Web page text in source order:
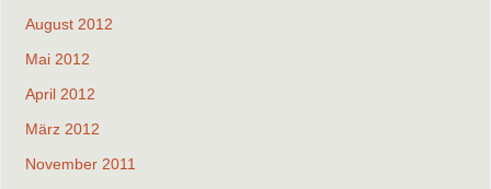
August 2012
Mai 2012
April 2012
März 2012
November 2011